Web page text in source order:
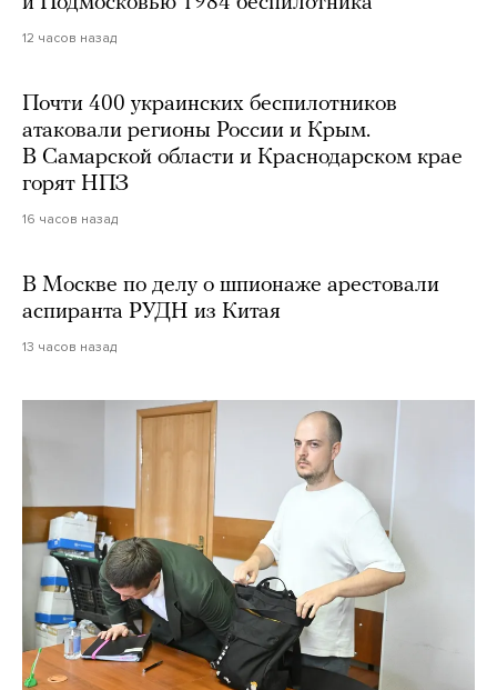
12 часов назад
Почти 400 украинских беспилотников
атаковали регионы России и Крым.
В Самарской области и Краснодарском крае
горят НПЗ
16 часов назад
В Москве по делу о шпионаже арестовали
аспиранта РУДН из Китая
13 часов назад